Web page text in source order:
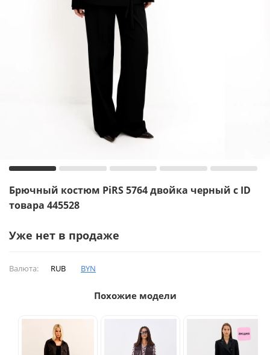
Брючный костюм PiRS 5764 двойка черный с ID
товара 445528
Уже нет в продаже
Валюта: RUB BYN
Похожие модели